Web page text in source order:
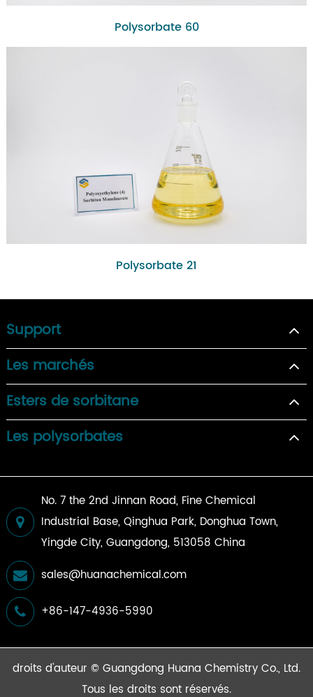
Polysorbate 60
Polysorbate 21
Support
Les marchés
Esters de sorbitane
Les polysorbates
No. 7 the 2nd Jinnan Road, Fine Chemical
Industrial Base, Qinghua Park, Donghua Town,
Yingde City, Guangdong, 513058 China
sales@huanachemical.com
+86-147-4936-5990
droits d'auteur © Guangdong Huana Chemistry Co., Ltd.
Tous les droits sont réservés.